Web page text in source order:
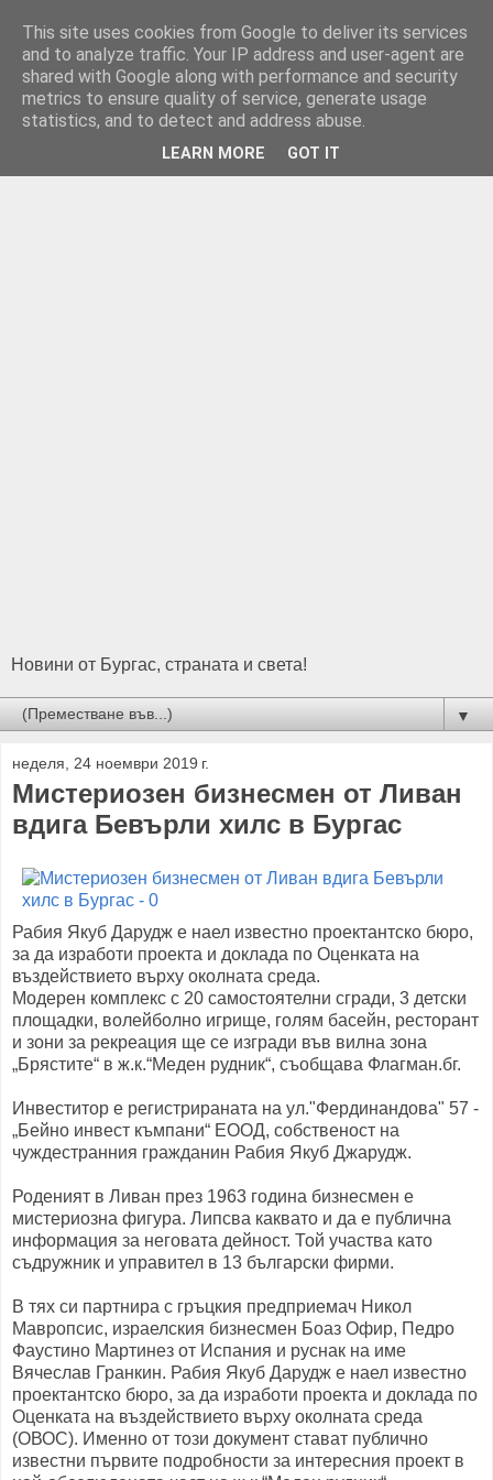
Новини от Бургас, страната и света!
▼
неделя, 24 ноември 2019 г.
Мистериозен бизнесмен от Ливан
вдига Бевърли хилс в Бургас
Рабия Якуб Дарудж е наел известно проектантско бюро,
за да изработи проекта и доклада по Оценката на
въздействието върху околната среда.
Модерен комплекс с 20 самостоятелни сгради, 3 детски
площадки, волейболно игрище, голям басейн, ресторант
и зони за рекреация ще се изгради във вилна зона
„Брястите“ в ж.к.“Меден рудник“, съобщава Флагман.бг.
Инвеститор е регистрираната на ул."Фердинандова" 57 -
„Бейно инвест къмпани“ ЕООД, собственост на
чуждестранния гражданин Рабия Якуб Джарудж.
Роденият в Ливан през 1963 година бизнесмен е
мистериозна фигура. Липсва каквато и да е публична
информация за неговата дейност. Той участва като
съдружник и управител в 13 български фирми.
В тях си партнира с гръцкия предприемач Никол
Мавропсис, израелския бизнесмен Боаз Офир, Педро
Фаустино Мартинез от Испания и руснак на име
Вячеслав Гранкин. Рабия Якуб Дарудж е наел известно
проектантско бюро, за да изработи проекта и доклада по
Оценката на въздействието върху околната среда
(ОВОС). Именно от този документ стават публично
известни първите подробности за интересния проект в
This site uses cookies from Google to deliver its services
and to analyze traffic. Your IP address and user-agent are
shared with Google along with performance and security
metrics to ensure quality of service, generate usage
statistics, and to detect and address abuse.
LEARN MORE GOT IT